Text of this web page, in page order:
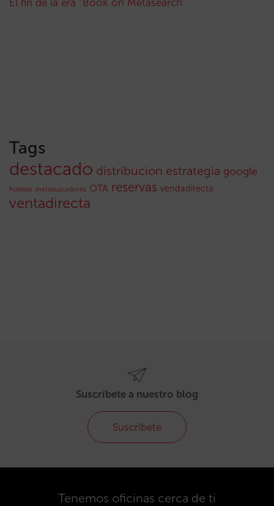
El fin de la era “Book on Metasearch”
Tags
destacado distribucion estrategia google
hoteles metabuscadores OTA reservas vendadirecta
ventadirecta
Suscríbete a nuestro blog
Suscríbete
Tenemos oficinas cerca de ti